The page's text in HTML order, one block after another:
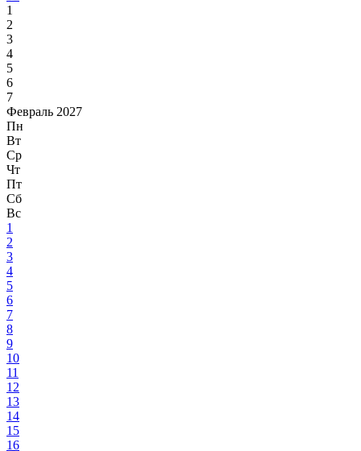
1
2
3
4
5
6
7
Февраль 2027
Пн
Вт
Ср
Чт
Пт
Сб
Вс
1
2
3
4
5
6
7
8
9
10
11
12
13
14
15
16